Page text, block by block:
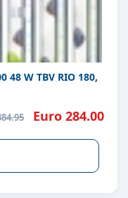
48 W TBV RIO 180,
Euro 284.00